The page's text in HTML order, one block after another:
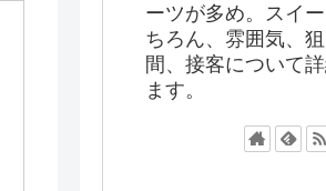
ーツが多め。スイ
ちろん、雰囲気、
間、接客について
ます。